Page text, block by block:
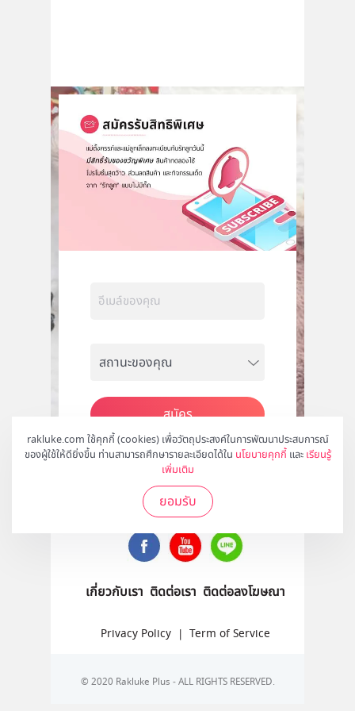
rakluke.com ใช้คุกกี้ (cookies) เพื่อวัตถุประสงค์ในการพัฒนาประสบการณ์
ของผู้ใช้ให้ดียิ่งขึ้น ท่านสามารถศึกษารายละเอียดได้ใน นโยบายคุกกี้ และ เรียนรู้
เพิ่มเติม
ยอมรับ
สมัคร
ติดตามเราได้ที่
เกี่ยวกับเรา ติดต่อเรา ติดต่อลงโฆษณา
Privacy Policy | Term of Service
© 2020 Rakluke Plus - ALL RIGHTS RESERVED.